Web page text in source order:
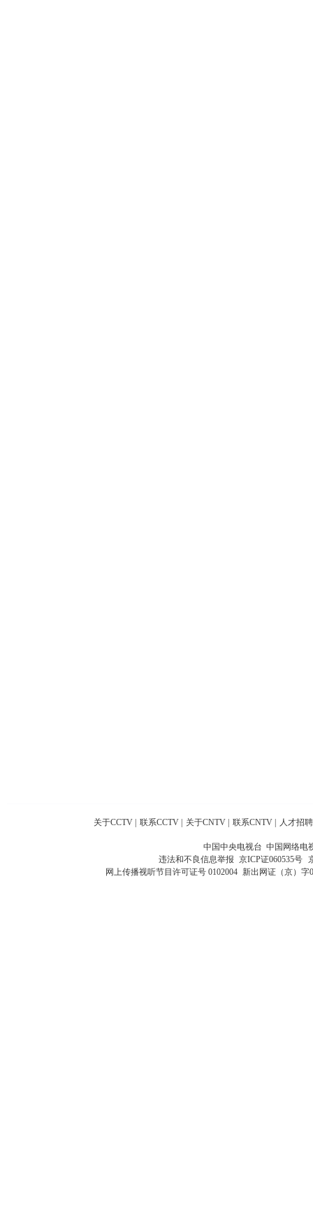
关于CCTV 联系CCTV 关于CNTV 联系CNTV 人才招聘
中国中央电视台 中国网络电
违法和不良信息举报 京ICP证060535号
网上传播视听节目许可证号 0102004 新出网证（京）